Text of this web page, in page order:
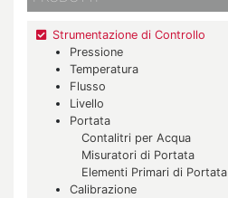
Strumentazione di Controllo
Pressione
Temperatura
Flusso
Livello
Portata
Contalitri per Acqua
Misuratori di Portata
Elementi Primari di Portata
Calibrazione